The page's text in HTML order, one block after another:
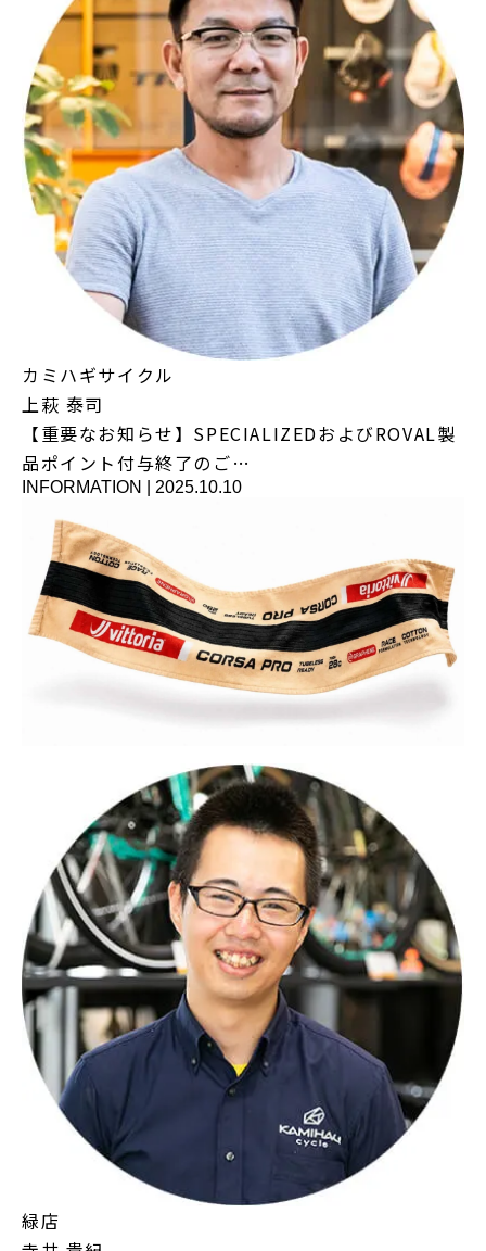
カミハギサイクル
上萩 泰司
【重要なお知らせ】SPECIALIZEDおよびROVAL製
品ポイント付与終了のご…
INFORMATION 2025.10.10
緑店